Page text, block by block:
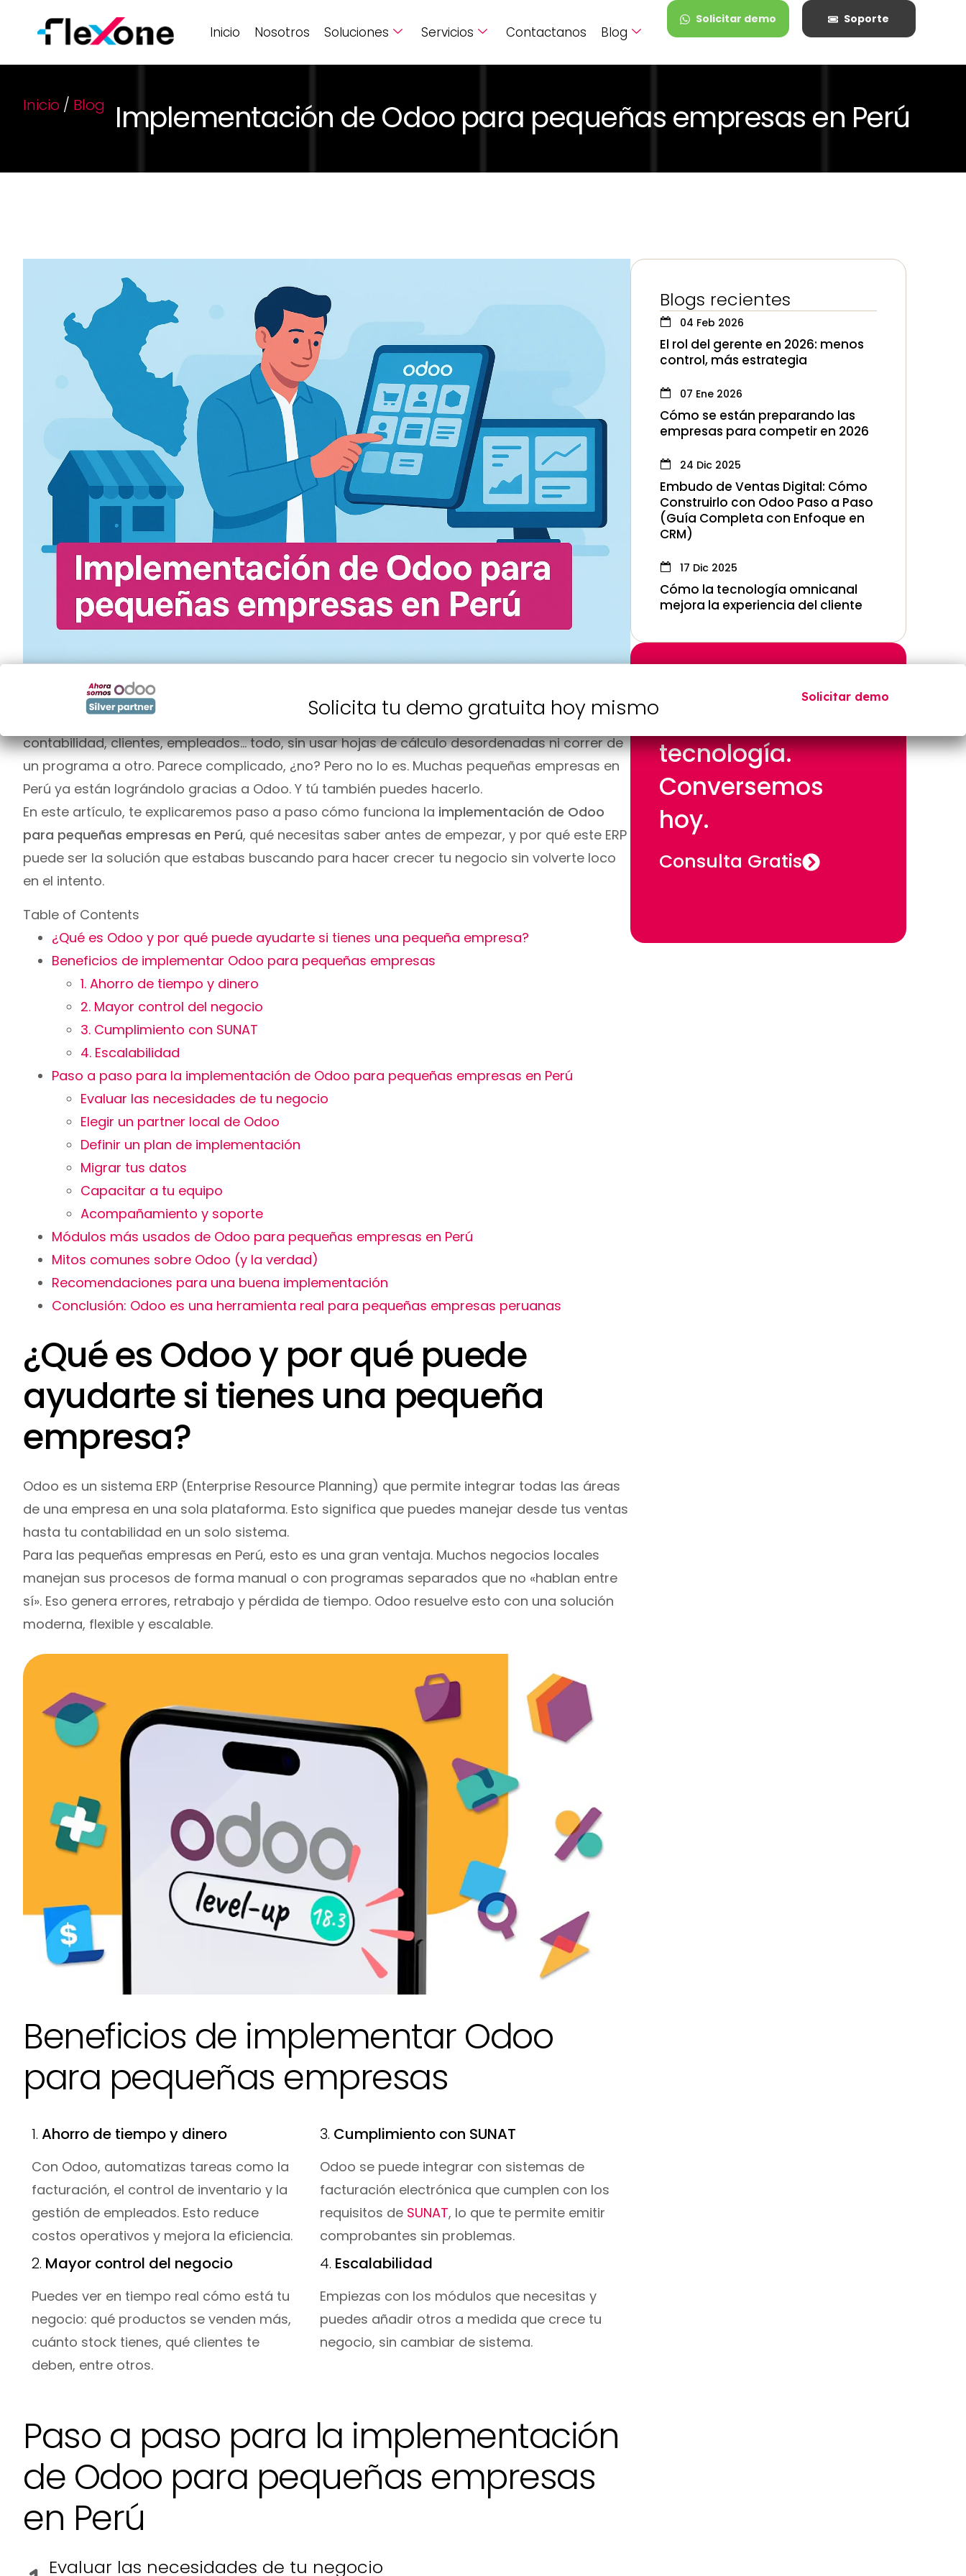
Inicio Nosotros Soluciones Servicios Contactanos Blog
Solicitar demo Soporte
Inicio / Blog Implementación de Odoo para pequeñas empresas en Perú
Ronaldinho Farfan
Imagina que puedes tener todo el control de tu negocio en un solo lugar: ventas, inventario,
contabilidad, clientes, empleados… todo, sin usar hojas de cálculo desordenadas ni correr de
un programa a otro. Parece complicado, ¿no? Pero no lo es. Muchas pequeñas empresas en
Perú ya están lográndolo gracias a Odoo. Y tú también puedes hacerlo.
En este artículo, te explicaremos paso a paso cómo funciona la implementación de Odoo
para pequeñas empresas en Perú, qué necesitas saber antes de empezar, y por qué este ERP
puede ser la solución que estabas buscando para hacer crecer tu negocio sin volverte loco
en el intento.
Table of Contents
¿Qué es Odoo y por qué puede ayudarte si tienes una pequeña empresa?
Beneficios de implementar Odoo para pequeñas empresas
1. Ahorro de tiempo y dinero
2. Mayor control del negocio
3. Cumplimiento con SUNAT
4. Escalabilidad
Paso a paso para la implementación de Odoo para pequeñas empresas en Perú
Evaluar las necesidades de tu negocio
Elegir un partner local de Odoo
Definir un plan de implementación
Migrar tus datos
Capacitar a tu equipo
Acompañamiento y soporte
Módulos más usados de Odoo para pequeñas empresas en Perú
Mitos comunes sobre Odoo (y la verdad)
Recomendaciones para una buena implementación
Conclusión: Odoo es una herramienta real para pequeñas empresas peruanas
¿Qué es Odoo y por qué puede
ayudarte si tienes una pequeña
empresa?
Odoo es un sistema ERP (Enterprise Resource Planning) que permite integrar todas las áreas
de una empresa en una sola plataforma. Esto significa que puedes manejar desde tus ventas
hasta tu contabilidad en un solo sistema.
Para las pequeñas empresas en Perú, esto es una gran ventaja. Muchos negocios locales
manejan sus procesos de forma manual o con programas separados que no «hablan entre
sí». Eso genera errores, retrabajo y pérdida de tiempo. Odoo resuelve esto con una solución
moderna, flexible y escalable.
Beneficios de implementar Odoo
para pequeñas empresas
1. Ahorro de tiempo y dinero
Con Odoo, automatizas tareas como la
facturación, el control de inventario y la
gestión de empleados. Esto reduce
costos operativos y mejora la eficiencia.
2. Mayor control del negocio
Puedes ver en tiempo real cómo está tu
negocio: qué productos se venden más,
cuánto stock tienes, qué clientes te
deben, entre otros.
3. Cumplimiento con SUNAT
Odoo se puede integrar con sistemas de
facturación electrónica que cumplen con los
requisitos de SUNAT, lo que te permite emitir
comprobantes sin problemas.
4. Escalabilidad
Empiezas con los módulos que necesitas y
puedes añadir otros a medida que crece tu
negocio, sin cambiar de sistema.
Paso a paso para la implementación
de Odoo para pequeñas empresas
en Perú
Evaluar las necesidades de tu negocio
Blogs recientes
04 Feb 2026
El rol del gerente en 2026: menos
control, más estrategia
07 Ene 2026
Cómo se están preparando las
empresas para competir en 2026
24 Dic 2025
Embudo de Ventas Digital: Cómo
Construirlo con Odoo Paso a Paso
(Guía Completa con Enfoque en
CRM)
17 Dic 2025
Cómo la tecnología omnicanal
mejora la experiencia del cliente
Impulsemos tu
tecnología.
Conversemos
hoy.
Consulta Gratis
Solicita tu demo gratuita hoy mismo Solicitar demo